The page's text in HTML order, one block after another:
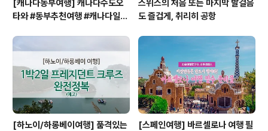
[캐나다동부여행] 캐나다수도오
타와 #동부추천여행 #캐나다일주
A
스위스의 처음 또는 마지막 발걸음
도 즐겁게, 취리히 공항
[하노이/하롱베이여행] 품격있는
[스페인여행] 바르셀로나 여행 필